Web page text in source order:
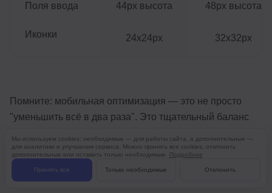
Поля ввода 44px высота 48px высота
Иконки 24x24px 32x32px
Помните: мобильная оптимизация — это не просто
"уменьшить всё в два раза". Это тщательный баланс
техническими ограничениями. И да, Google это тоже
учитывает в своих алгоритмах ранжирования.
Мы используем cookies: необходимые — для работы сайта, а дополнительные —
для аналитики и улучшения сервиса. Можно принять все cookies, отклонить
дополнительные или оставить только необходимые. Подробнее
Принять все Только необходимые Отклонить